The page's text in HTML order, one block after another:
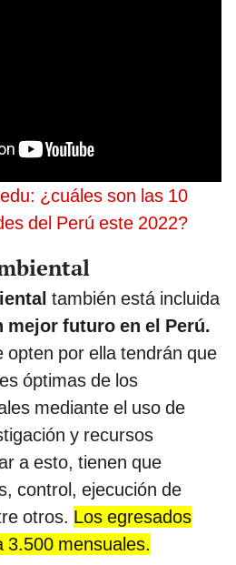
¿cuáles son las 10
del Perú este 2022?
también está incluida
mejor futuro en el Perú.
opten por ella tendrán que
óptimas de los
mediante el uso de
y recursos
a esto, tienen que
control, ejecución de
otros. Los egresados
3.500 mensuales.